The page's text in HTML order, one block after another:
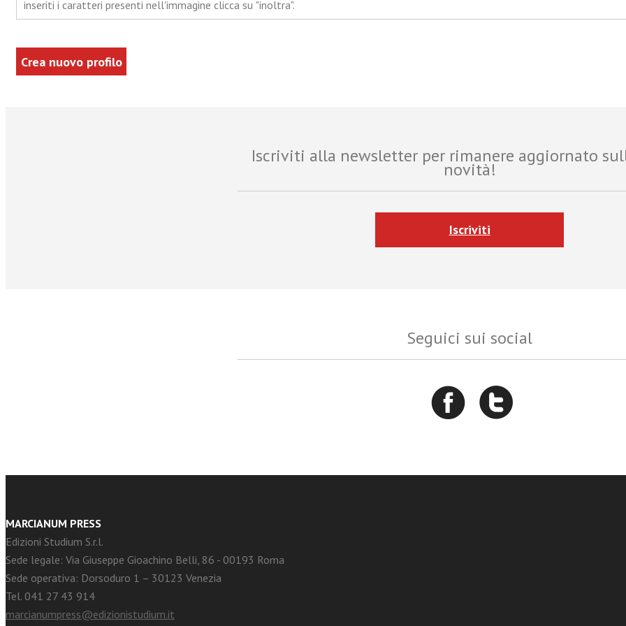
inseriti i caratteri presenti nell'immagine clicca su "inoltra".
Iscriviti alla newsletter per rimanere aggiornato
novità!
Iscriviti
Seguici sui social
MARCIANUM PRESS
Edizioni Studium S.r.l.
Sede legale: Via Giuseppe Gioachino Belli, 86 - 00193 Roma
Sede operativa: Dorsoduro 1 – 30123 Venezia
Tel. 041 27 43 914
marcianumpress@edizionistudium.it